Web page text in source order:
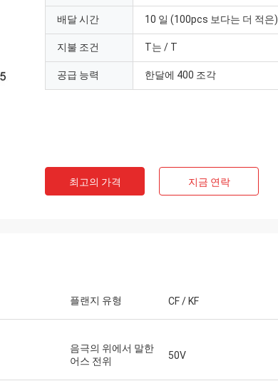
배달 시간 10 일 (100pcs 보다는 더 적은)
지불 조건 T는 / T
공급 능력 한달에 400 조각
최고의 가격 지금 연락
플랜지 유형 CF / KF
음극의 위에서 말한
어스 전위
50V